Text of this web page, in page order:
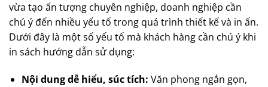
vừa tạo ấn tượng chuyên nghiệp, doanh nghiệp cần
chú ý đến nhiều yếu tố trong quá trình thiết kế và in ấn.
Dưới đây là một số yếu tố mà khách hàng cần chú ý khi
in sách hướng dẫn sử dụng:
Nội dung dễ hiểu, súc tích: Văn phong ngắn gọn,